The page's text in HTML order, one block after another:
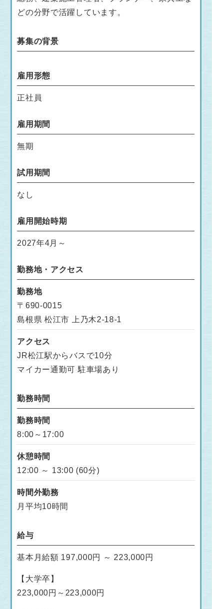
どの分野で活躍しています。
募集の背景
雇用形態
正社員
雇用期間
無期
試用期間
なし
雇用開始時期
2027年4月～
勤務地・アクセス
勤務地
〒690-0015
島根県 松江市 上乃木2-18-1
アクセス
JR松江駅からバスで10分
マイカー通勤可 駐車場あり
勤務時間
勤務時間
8:00～17:00
休憩時間
12:00 ～ 13:00 (60分)
時間外勤務
月平均10時間
給与
基本月給額 197,000円 ～ 223,000円
【大学卒】
223,000円～223,000円